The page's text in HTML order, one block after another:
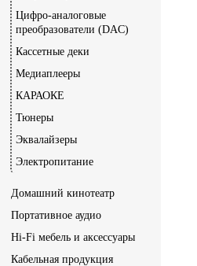
Цифро-аналоговые
преобразователи (DAC)
Кассетные деки
Медиаплееры
КАРАОКЕ
Тюнеры
Эквалайзеры
Электропитание
Домашний кинотеатр
Портативное аудио
Hi-Fi мебель и аксессуары
Кабельная продукция